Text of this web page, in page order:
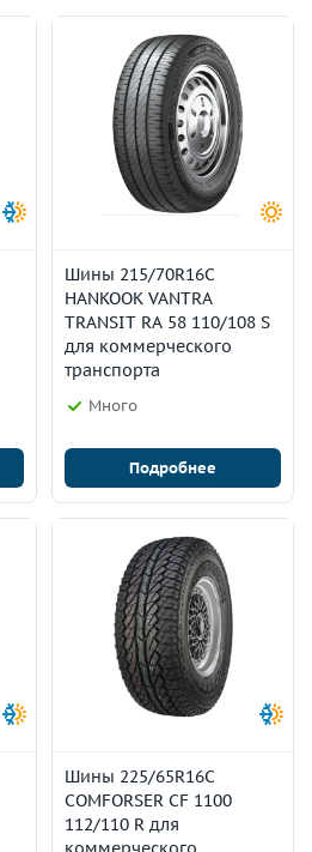
Шины 215/70R16C
HANKOOK VANTRA
TRANSIT RA 58 110/108 S
для коммерческого
транспорта
Много
Подробнее
Шины 225/65R16C
COMFORSER CF 1100
112/110 R для